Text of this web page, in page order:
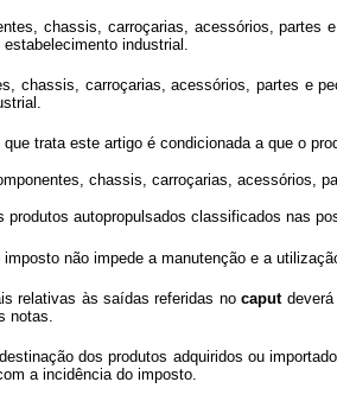
chassis, carroçarias, acessórios, partes
industrial.
chassis, carroçarias, acessórios, partes e
trata este artigo é condicionada a que o
chassis, carroçarias, acessórios,
produtos autopropulsados classificados nas
não impede a manutenção e a
relativas às saídas referidas nocaputdeverá
notas.
dos produtos adquiridos ou
a incidência do imposto.